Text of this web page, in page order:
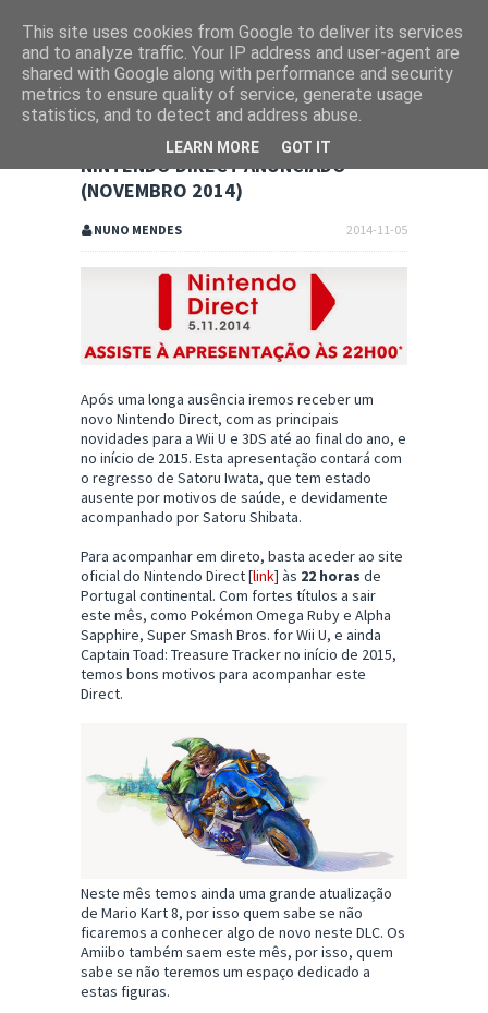
NINTENDO DIRECT ANUNCIADO
(NOVEMBRO 2014)
2014-11-05
NUNO MENDES
Após uma longa ausência iremos receber um
novo Nintendo Direct, com as principais
novidades para a Wii U e 3DS até ao final do ano, e
no início de 2015. Esta apresentação contará com
o regresso de Satoru Iwata, que tem estado
ausente por motivos de saúde, e devidamente
acompanhado por Satoru Shibata.
Para acompanhar em direto, basta aceder ao site
oficial do Nintendo Direct [link] às 22 horas de
Portugal continental. Com fortes títulos a sair
este mês, como Pokémon Omega Ruby e Alpha
Sapphire, Super Smash Bros. for Wii U, e ainda
Captain Toad: Treasure Tracker no início de 2015,
temos bons motivos para acompanhar este
Direct.
Neste mês temos ainda uma grande atualização
de Mario Kart 8, por isso quem sabe se não
ficaremos a conhecer algo de novo neste DLC. Os
Amiibo também saem este mês, por isso, quem
sabe se não teremos um espaço dedicado a
estas figuras.
This site uses cookies from Google to deliver its services
and to analyze traffic. Your IP address and user-agent are
shared with Google along with performance and security
metrics to ensure quality of service, generate usage
statistics, and to detect and address abuse.
LEARN MORE GOT IT